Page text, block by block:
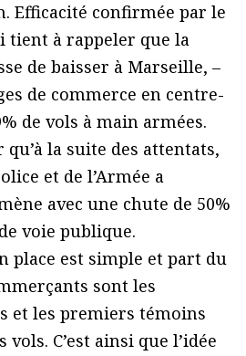
Efficacité confirmée par le
tient à rappeler que la
de baisser à Marseille, –
de commerce en centre-
de vols à main armées.
la suite des attentats,
et de l’Armée a
avec une chute de 50%
voie publique.
place est simple et part du
sont les
et les premiers témoins
vols. C’est ainsi que l’idée